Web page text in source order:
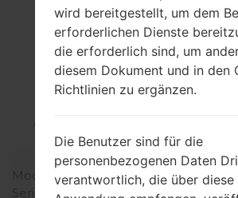
akaLG
Modell und seine
Modell
LGE450B
Serie
LG
wird bereitgestellt, um dem
erforderlichen Dienste
die erforderlich sind, um
diesem Dokument und in den
Richtlinien zu ergänzen.
Die Benutzer sind für die
personenbezogenen Daten
verantwortlich, die über diese